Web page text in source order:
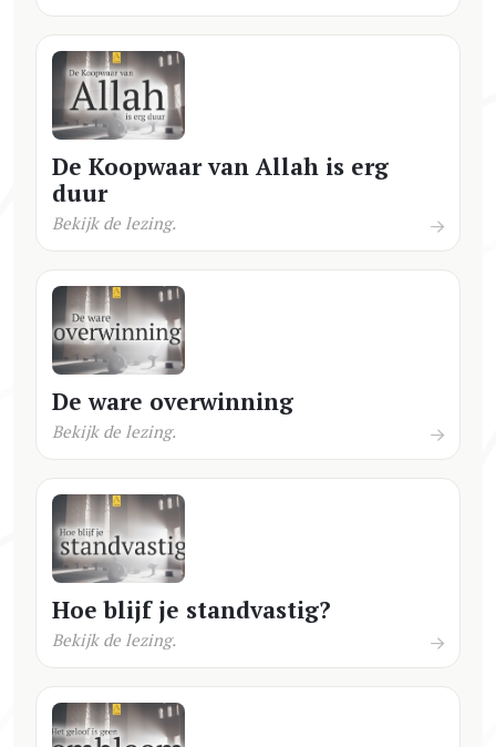
De Koopwaar van Allah is erg
duur
Bekijk de lezing.
De ware overwinning
Bekijk de lezing.
Hoe blijf je standvastig?
Bekijk de lezing.